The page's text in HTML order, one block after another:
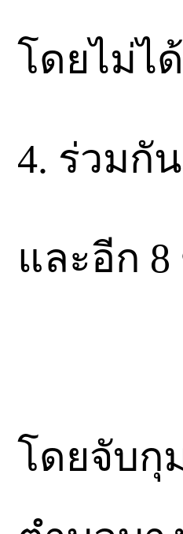
โดยไม่ไ
4. ร่วมกั
และอีก
โดยจับกุ